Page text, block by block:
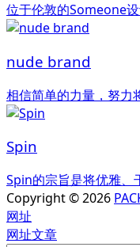
位于伦敦的Someone
nude brand
相信简单的力量，努力
Spin
Spin的宗旨是将优雅、
Copyright © 2026
网址
网址文章